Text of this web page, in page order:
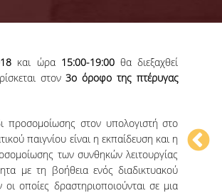
και ώρα 15:00-19:00θα διεξαχθεί
στον3ο όροφο της πτέρυγας
προσομοίωσης στον υπολογιστή στο
παιγνίου είναι η εκπαίδευση και η
των συνθηκών λειτουργίας
με τη βοήθεια ενός διαδικτυακού
οποίες δραστηριοποιούνται σε μια
18-06-2026
Προκήρυξη
Διατριβών
Τμήματος ΔΕΤ του
ΟΠΑ, αποφάσισε την
προκήρυξη νέων
θέσεων υποψηφίων
διδακτόρων.